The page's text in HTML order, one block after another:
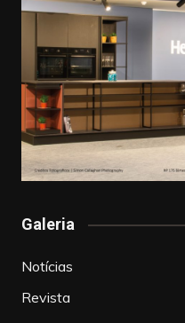
Galeria
Notícias
Revista